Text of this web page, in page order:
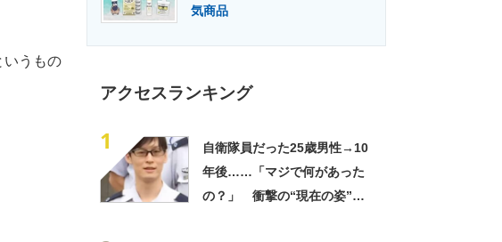
いうもの
気商品
アクセスランキング
1
自衛隊員だった25歳男性→10
年後……「マジで何があった
の？」 衝撃の“現在の姿”が